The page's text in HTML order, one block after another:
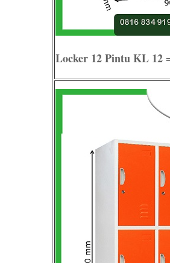
Locker 12 Pintu KL 12